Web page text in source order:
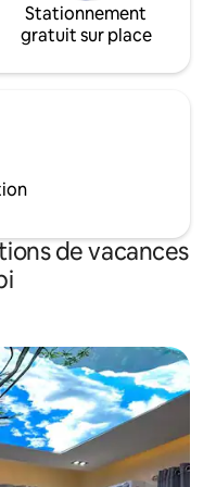
Stationnement
gratuit sur place
de vacances